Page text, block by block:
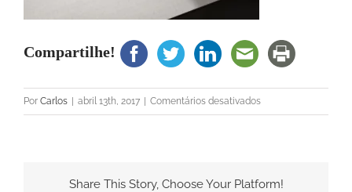
Compartilhe!
Por Carlos abril 13th, 2017 Comentários desativadosem
12368
Share This Story, Choose Your Platform!